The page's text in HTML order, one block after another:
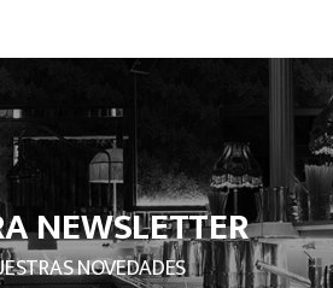
NEWSLETTER
NOVEDADES